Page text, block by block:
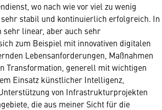
wo nach wie vor viel zu wenig
stabil und kontinuierlich erfolgreich. In
linear, aber auch sehr
zum Beispiel mit innovativen digitalen
Lebensanforderungen, Maßnahmen
Transformation, generell mit wichtigen
Einsatz künstlicher Intelligenz,
von Infrastrukturprojekten
die aus meiner Sicht für die